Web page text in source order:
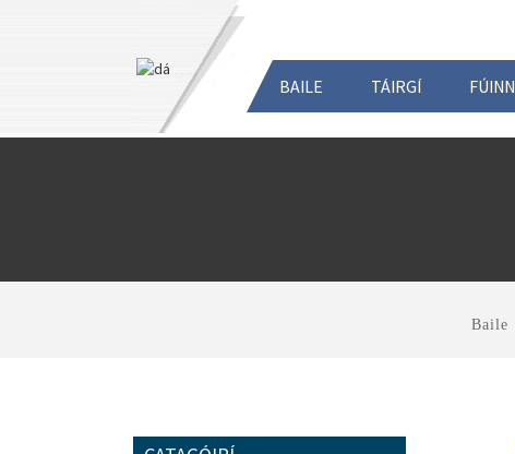
BAILE TÁIRGÍ FÚINN
Baile